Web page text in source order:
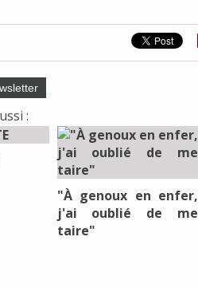
:
"À genoux en enfer,
j'ai oublié de me
taire"